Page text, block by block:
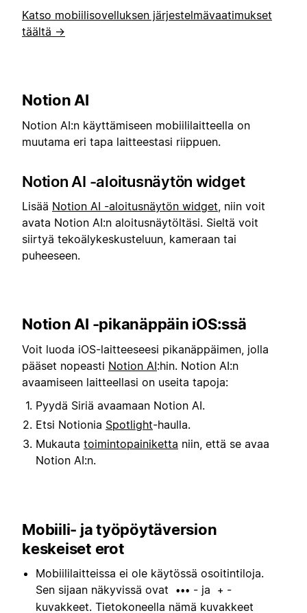
Katso mobiilisovelluksen järjestelmävaatimukset
täältä →
Notion AI
Notion AI:n käyttämiseen mobiililaitteella on
muutama eri tapa laitteestasi riippuen.
Notion AI -aloitusnäytön widget
Lisää Notion AI -aloitusnäytön widget , niin voit
avata Notion AI:n aloitusnäytöltäsi. Sieltä voit
siirtyä tekoälykeskusteluun, kameraan tai
puheeseen.
Notion AI -pikanäppäin iOS:ssä
Voit luoda iOS-laitteeseesi pikanäppäimen, jolla
pääset nopeasti Notion AI:hin. Notion AI:n
avaamiseen laitteellasi on useita tapoja:
Pyydä Siriä avaamaan Notion AI.
Etsi Notionia Spotlight-haulla.
Mukauta toimintopainiketta niin, että se avaa
Notion AI:n.
Mobiili- ja työpöytäversion
keskeiset erot
Mobiililaitteissa ei ole käytössä osoitintiloja.
Sen sijaan näkyvissä ovat
••• - ja + -
kuvakkeet. Tietokoneella nämä kuvakkeet